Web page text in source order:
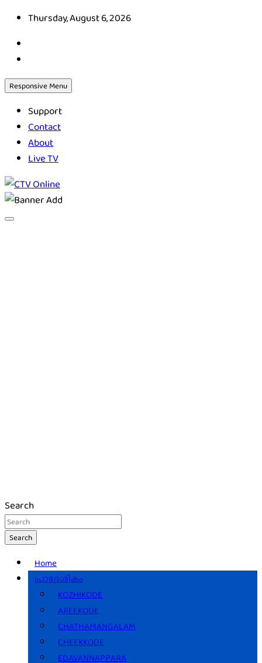
Skip
content
Thursday, August 6, 2026
Responsive Menu
Support
Contact
About
Live TV
CTV Online
Search
Search
Home
പ്രാദേശികം
KOZHIKODE
AREEKODE
CHATHAMANGALAM
CHEEKKODE
EDAVANNAPPARA